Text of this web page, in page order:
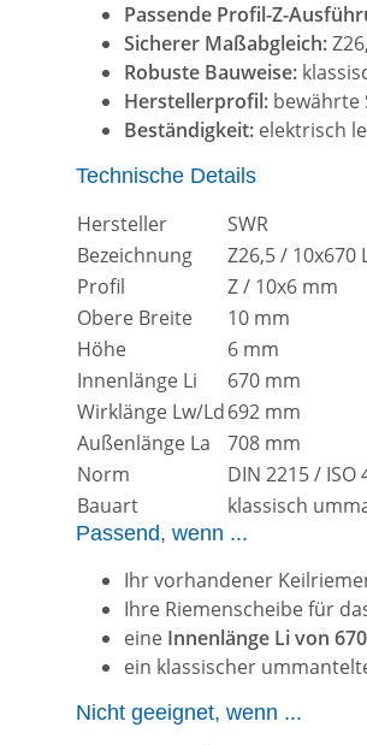
Passende Profil-Z-
Sicherer Maßabgleich:
Robuste Bauweise:
Herstellerprofil: bewährte
Beständigkeit: elektrisch
Technische Details
Hersteller
SWR
Bezeichnung
Z26,5 / 10x670
Profil
Z / 10x6 mm
Obere Breite
10 mm
Höhe
6 mm
Innenlänge Li
670 mm
Wirklänge Lw/Ld692 mm
Außenlänge La
708 mm
Norm
DIN 2215 / ISO
Bauart
klassisch
Passend, wenn ...
Ihr vorhandener
Ihre Riemenscheibe für
eine Innenlänge Li von
ein klassischer
Nicht geeignet, wenn ...